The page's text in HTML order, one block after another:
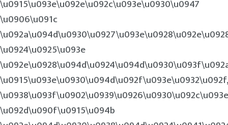
\u0915\u093e\u092e\u092c\u093e\u0930\u0947
\u0906\u091c
\u0924\u0925\u093e
\u0915\u093e\u0930\u094d\u092f\u093e\u0932\u092f,
\u092d\u090f\u0915\u094b